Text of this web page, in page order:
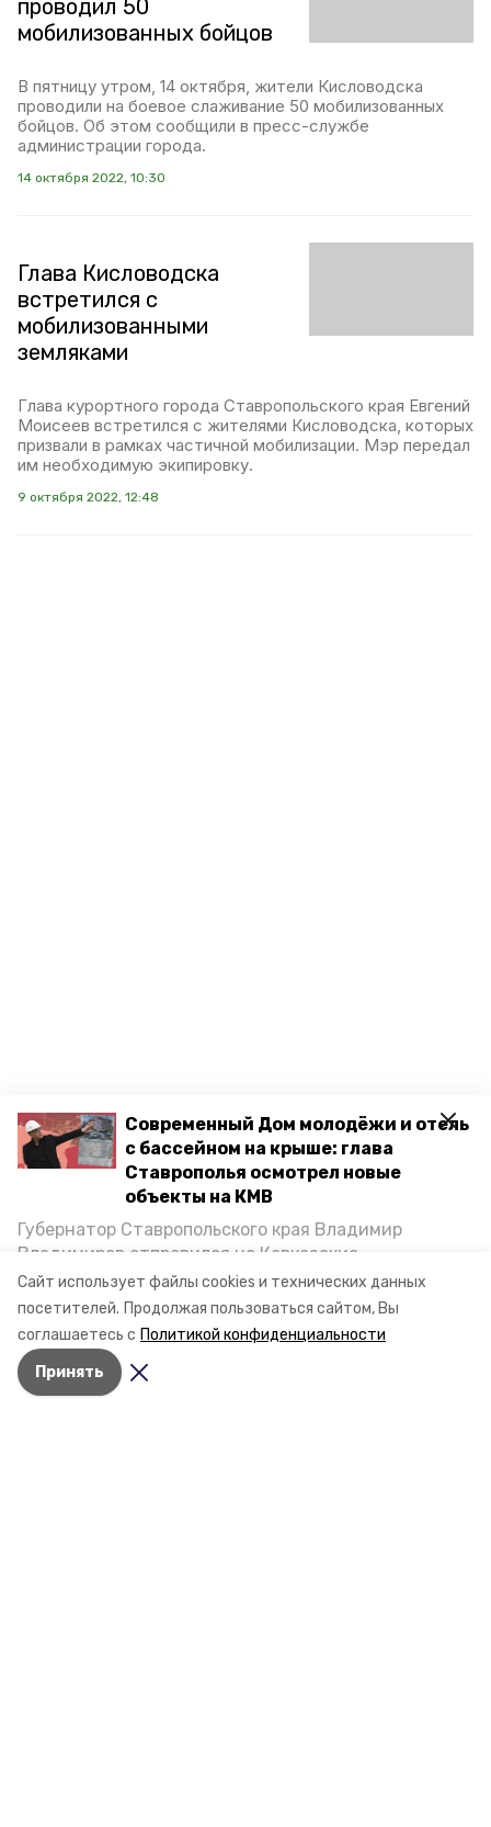
Сайт использует файлы cookies и технических данных
посетителей. Продолжая пользоваться сайтом, Вы
соглашаетесь с Политикой конфиденциальности
Принять
Современный Дом молодёжи и отель
с бассейном на крыше: глава
Ставрополья осмотрел новые
объекты на КМВ
Губернатор Ставропольского края Владимир
Владимиров отправился на Кавказские
Минеральные Воды, чтобы проинспектировать
строительство объектов в Кисловодске и
Минводах, а также выслушать предложения о
постройке новых точек притяжения для местных
жителей. Подробнее — в материале «Победы26».
проводил 50
мобилизованных бойцов
В пятницу утром, 14 октября, жители Кисловодска
проводили на боевое слаживание 50 мобилизованных
бойцов. Об этом сообщили в пресс-службе
администрации города.
14 октября 2022, 10:30
Глава Кисловодска
встретился с
мобилизованными
земляками
Глава курортного города Ставропольского края Евгений
Моисеев встретился с жителями Кисловодска, которых
призвали в рамках частичной мобилизации. Мэр передал
им необходимую экипировку.
9 октября 2022, 12:48
Разделы